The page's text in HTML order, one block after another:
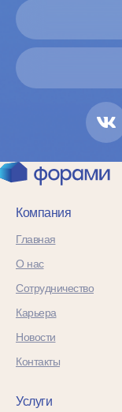
Компания
Главная
О нас
Сотрудничество
Карьера
Новости
Контакты
Услуги